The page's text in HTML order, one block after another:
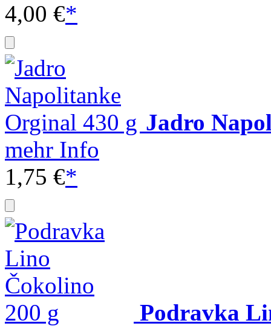
4,00 €*
Jadro
mehr Info
1,75 €*
Podravka